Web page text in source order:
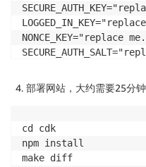
NONCE_KEY="replace
NONCE_SALT="replace
`
部署网站，大约需要25分钟
cd cdk
npm install
make diff